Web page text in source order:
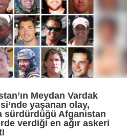
Meydan Vardak
yaşanan olay,
sürdürdüğü Afganistan
verdiği en ağır askeri